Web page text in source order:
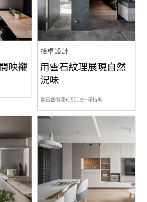
映襯
拾卓設計
用雲石紋理展現自然
況味
雲石藝術漆+1501白+深鉛黑